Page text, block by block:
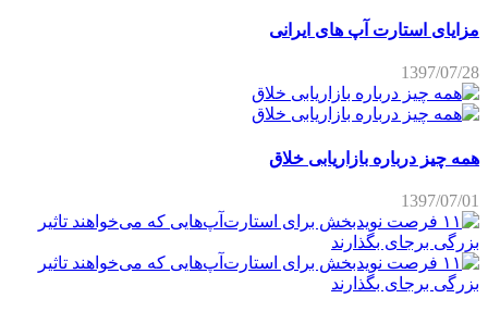
مزایای استارت آپ های ایرانی
1397/07/28
همه چیز درباره بازاریابی خلاق
1397/07/01